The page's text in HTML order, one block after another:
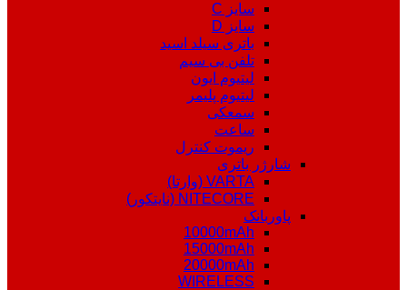
سایز C
سایز D
باتری سیلد اسید
تلفن بی سیم
لیتیوم ایون
لیتیوم پلیمر
سمعکی
ساعت
ریموت کنترل
شارژر باتری
VARTA (وارتا)
NITECORE (نایتکور)
پاوربانک
10000mAh
15000mAh
20000mAh
WIRELESS